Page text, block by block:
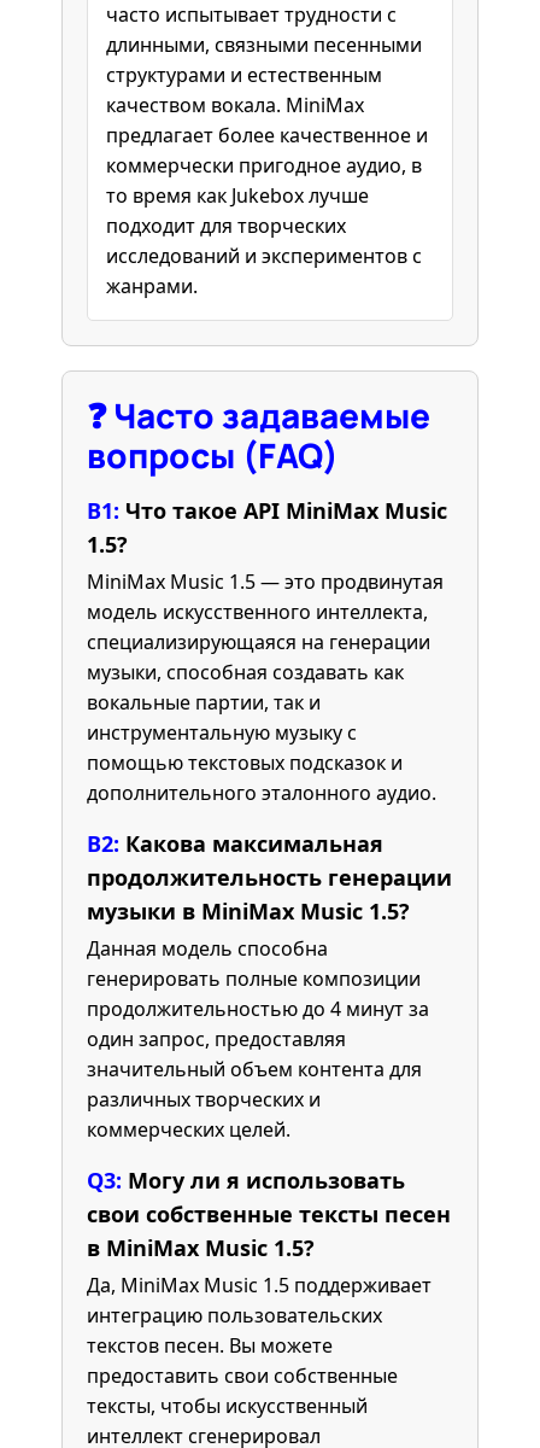
часто испытывает трудности с
длинными, связными песенными
структурами и естественным
качеством вокала. MiniMax
предлагает более качественное и
коммерчески пригодное аудио, в
то время как Jukebox лучше
подходит для творческих
исследований и экспериментов с
жанрами.
❓Часто задаваемые
вопросы (FAQ)
В1: Что такое API MiniMax Music
1.5?
MiniMax Music 1.5 — это продвинутая
модель искусственного интеллекта,
специализирующаяся на генерации
музыки, способная создавать как
вокальные партии, так и
инструментальную музыку с
помощью текстовых подсказок и
дополнительного эталонного аудио.
В2: Какова максимальная
продолжительность генерации
музыки в MiniMax Music 1.5?
Данная модель способна
генерировать полные композиции
продолжительностью до 4 минут за
один запрос, предоставляя
значительный объем контента для
различных творческих и
коммерческих целей.
Q3: Могу ли я использовать
свои собственные тексты песен
в MiniMax Music 1.5?
Да, MiniMax Music 1.5 поддерживает
интеграцию пользовательских
текстов песен. Вы можете
предоставить свои собственные
тексты, чтобы искусственный
интеллект сгенерировал